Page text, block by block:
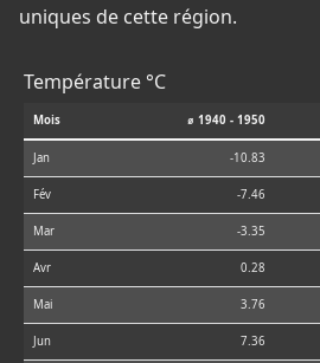
uniques de cette région.
Température °C
Mois ⌀ 1940 - 1950
Jan -10.83
Fév -7.46
Mar -3.35
Avr 0.28
Mai 3.76
Jun 7.36